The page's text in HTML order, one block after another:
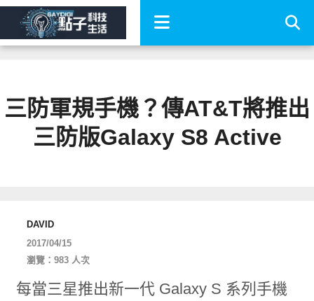
三防軍規手機？傳AT&T將推出
三防版Galaxy S8 Active
DAVID
2017/04/15
瀏覽：983 人次
每當三星推出新一代 Galaxy S 系列手機